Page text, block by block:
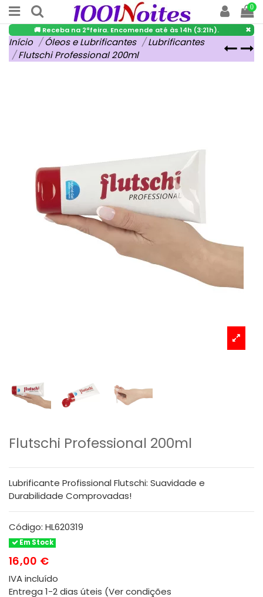
0
🚚 Receba na 2ªfeira. Encomende até às 14h (3:21h). ×
Início Óleos e Lubrificantes
Lubrificantes
Flutschi Professional 200ml
Flutschi Professional 200ml
Lubrificante Profissional Flutschi: Suavidade e
Durabilidade Comprovadas!
Código: HL620319
Em Stock
16,00 €
IVA incluído
Entrega 1-2 dias úteis (Ver condições